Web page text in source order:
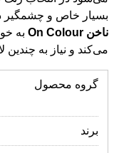
بسیار خاص و چشمگیر
ناخن
On Colour به
می‌کند و نیاز به چندین
گروه محصول
برند